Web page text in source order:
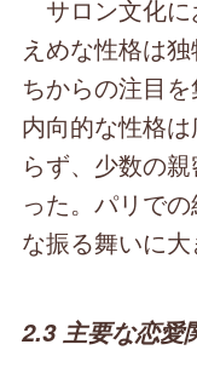
サロン文化に
えめな性格は
ちからの注目
内向的な性格
らず、少数の
った。パリで
な振る舞いに大
2.3 主要な恋愛